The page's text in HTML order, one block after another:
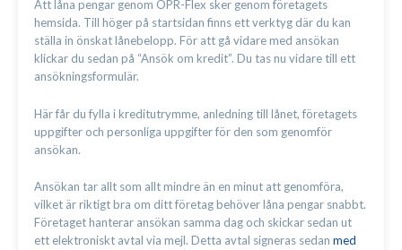
Att låna pengar genom OPR-Flex sker genom företagets
hemsida. Till höger på startsidan finns ett verktyg där du kan
ställa in önskat lånebelopp. För att gå vidare med ansökan
klickar du sedan på “Ansök om kredit”. Du tas nu vidare till ett
ansökningsformulär.
Här får du fylla i kreditutrymme, anledning till lånet, företagets
uppgifter och personliga uppgifter för den som genomför
ansökan.
Ansökan tar allt som allt mindre än en minut att genomföra,
vilket är riktigt bra om ditt företag behöver låna pengar snabbt.
Företaget hanterar ansökan samma dag och skickar sedan ut
ett elektroniskt avtal via mejl. Detta avtal signeras sedan med